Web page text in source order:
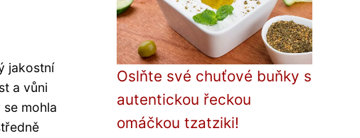
jakostní
a vůni
mohla
Oslňte své chuťové buňky s
autentickou řeckou
omáčkou tzatziki!